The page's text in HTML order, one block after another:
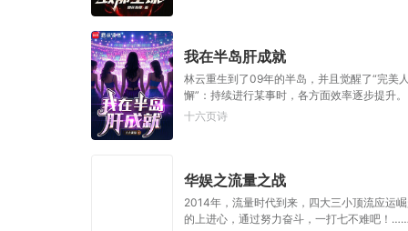
我在半岛肝成就
林云重生到了09年的半岛，并且觉醒了“完美
懈”：持续进行某事时，各方面效率逐步提升
升专注力，在高强度学习状态下，依然能保持
十六页诗
华娱之流量之战
2014年，流量时代到来，四大三小顶流应运
的上进心，通过努力奋斗，一打七不难吧！